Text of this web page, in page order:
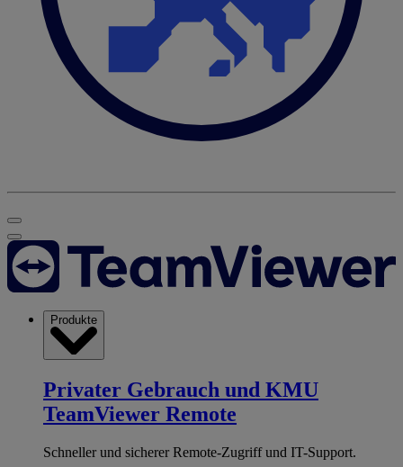
Produkte
Privater Gebrauch und KMU
TeamViewer Remote
Schneller und sicherer Remote-Zugriff und IT-Support.